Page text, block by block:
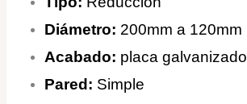
Diámetro: 200mm a 120mm
Acabado: placa galvanizado
Pared: Simple